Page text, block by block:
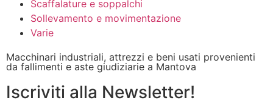
Scaffalature e soppalchi
Sollevamento e movimentazione
Varie
Macchinari industriali, attrezzi e beni usati provenienti
da fallimenti e aste giudiziarie a Mantova
Iscriviti alla Newsletter!